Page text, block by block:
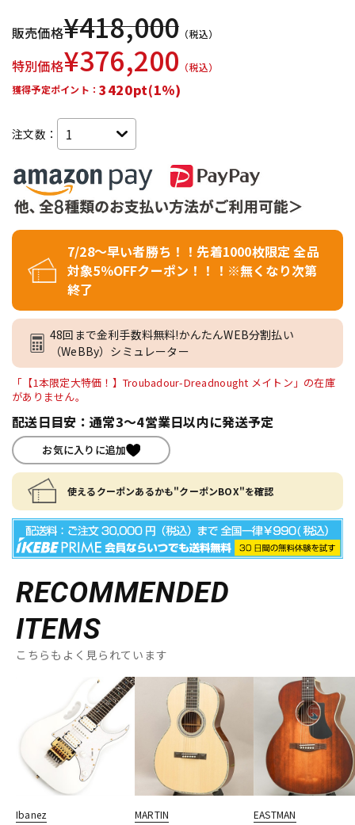
販売価格¥418,000 （税込）
特別価格¥376,200 （税込）
獲得予定ポイント：3420pt(1%)
注文数：
7/28～早い者勝ち！！先着1000枚限定 全品
対象5％OFFクーポン！！！※無くなり次第
終了
48回まで金利手数料無料!かんたんWEB分割払い
（WeBBy）シミュレーター
「【1本限定大特価！】Troubadour-Dreadnought メイトン」の在庫
がありません。
配送日目安：通常3～4営業日以内に発送予定
お気に入りに追加
使えるクーポンあるかも"クーポンBOX"を確認
RECOMMENDED
ITEMS
こちらもよく見られています
Ibanez
MARTIN
EASTMAN